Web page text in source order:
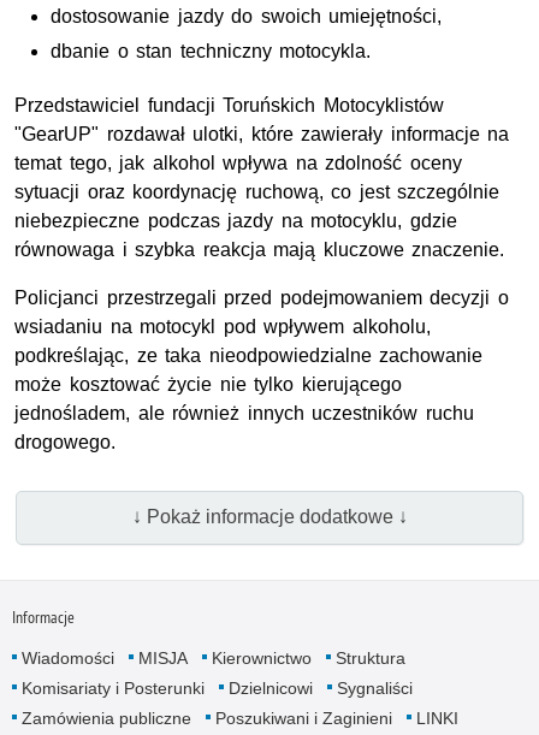
dostosowanie jazdy do swoich umiejętności,
dbanie o stan techniczny motocykla.
Przedstawiciel fundacji Toruńskich Motocyklistów
"GearUP" rozdawał ulotki, które zawierały informacje na
temat tego, jak alkohol wpływa na zdolność oceny
sytuacji oraz koordynację ruchową, co jest szczególnie
niebezpieczne podczas jazdy na motocyklu, gdzie
równowaga i szybka reakcja mają kluczowe znaczenie.
Policjanci przestrzegali przed podejmowaniem decyzji o
wsiadaniu na motocykl pod wpływem alkoholu,
podkreślając, ze taka nieodpowiedzialne zachowanie
może kosztować życie nie tylko kierującego
jednośladem, ale również innych uczestników ruchu
drogowego.
↓ Pokaż informacje dodatkowe ↓
Informacje
Wiadomości MISJA Kierownictwo
Struktura
Komisariaty i Posterunki
Dzielnicowi
Sygnaliści
Zamówienia publiczne
Poszukiwani i Zaginieni
LINKI